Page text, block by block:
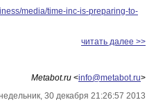
media/time-inc-is-preparing-to-
читать далее >>
Metabot.ru <info@metabot.ru>
30 декабря 21:26:57 2013